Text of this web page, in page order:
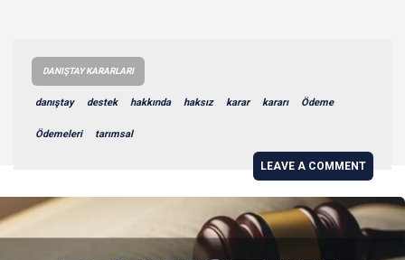
DANIŞTAY KARARLARI
danıştay destek hakkında haksız karar kararı Ödeme
Ödemeleri tarımsal
LEAVE A COMMENT